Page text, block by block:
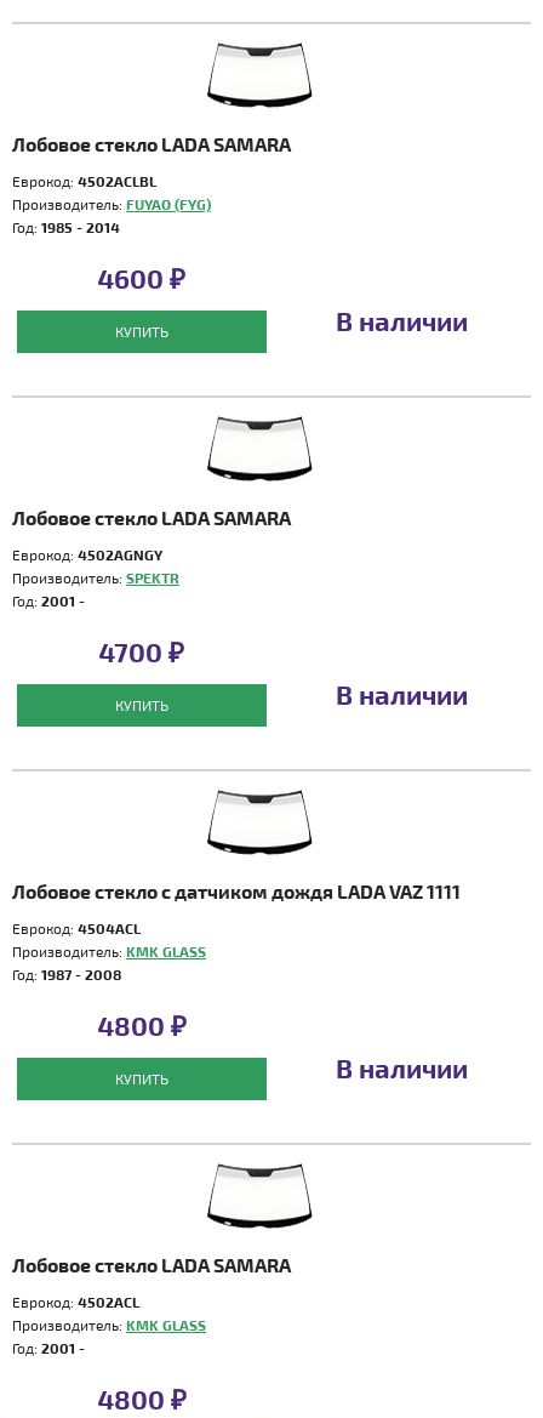
Лобовое стекло LADA SAMARA
Еврокод: 4502ACLBL
Производитель: FUYAO (FYG)
Год: 1985 - 2014
4600 ₽
КУПИТЬ В наличии
Лобовое стекло LADA SAMARA
Еврокод: 4502AGNGY
Производитель: SPEKTR
Год: 2001 -
4700 ₽
КУПИТЬ В наличии
Лобовое стекло с датчиком дождя LADA VAZ 1111
Еврокод: 4504ACL
Производитель: KMK GLASS
Год: 1987 - 2008
4800 ₽
КУПИТЬ В наличии
Лобовое стекло LADA SAMARA
Еврокод: 4502ACL
Производитель: KMK GLASS
Год: 2001 -
4800 ₽